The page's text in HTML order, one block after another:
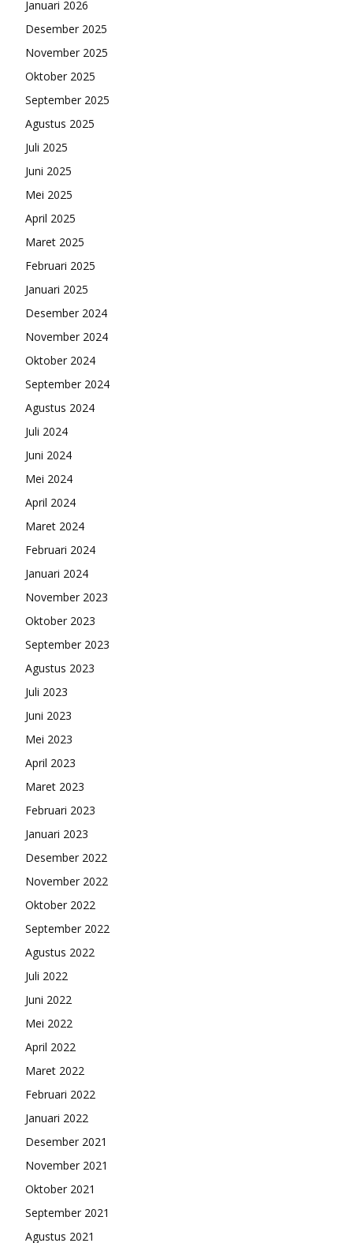
Januari 2026
Desember 2025
November 2025
Oktober 2025
September 2025
Agustus 2025
Juli 2025
Juni 2025
Mei 2025
April 2025
Maret 2025
Februari 2025
Januari 2025
Desember 2024
November 2024
Oktober 2024
September 2024
Agustus 2024
Juli 2024
Juni 2024
Mei 2024
April 2024
Maret 2024
Februari 2024
Januari 2024
November 2023
Oktober 2023
September 2023
Agustus 2023
Juli 2023
Juni 2023
Mei 2023
April 2023
Maret 2023
Februari 2023
Januari 2023
Desember 2022
November 2022
Oktober 2022
September 2022
Agustus 2022
Juli 2022
Juni 2022
Mei 2022
April 2022
Maret 2022
Februari 2022
Januari 2022
Desember 2021
November 2021
Oktober 2021
September 2021
Agustus 2021